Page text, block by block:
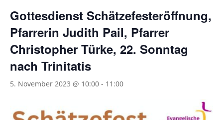
Gottesdienst Schätzefesteröffnung,
Pfarrerin Judith Pail, Pfarrer
Christopher Türke, 22. Sonntag
nach Trinitatis
5. November 2023 @ 10:00 - 11:00